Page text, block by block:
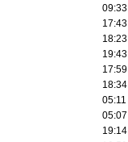
09:33
17:43
18:23
19:43
17:59
18:34
05:11
05:07
19:14